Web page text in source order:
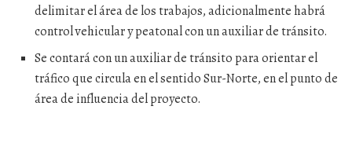
delimitar el área de los trabajos, adicionalmente habrá
control vehicular y peatonal con un auxiliar de tránsito.
Se contará con un auxiliar de tránsito para orientar el
tráfico que circula en el sentido Sur-Norte, en el punto de
área de influencia del proyecto.